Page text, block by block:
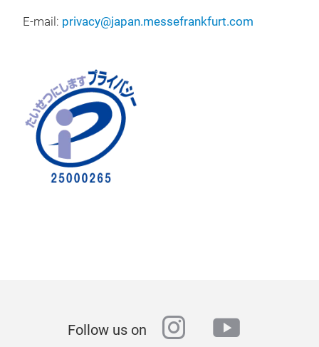
E-mail: privacy@japan.messefrankfurt.com
Follow us on instagram
youtube